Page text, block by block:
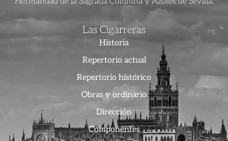
Las Cigarreras
Historia
Repertorio actual
Repertorio histórico
Obras y ordinario
Dirección
Componentes